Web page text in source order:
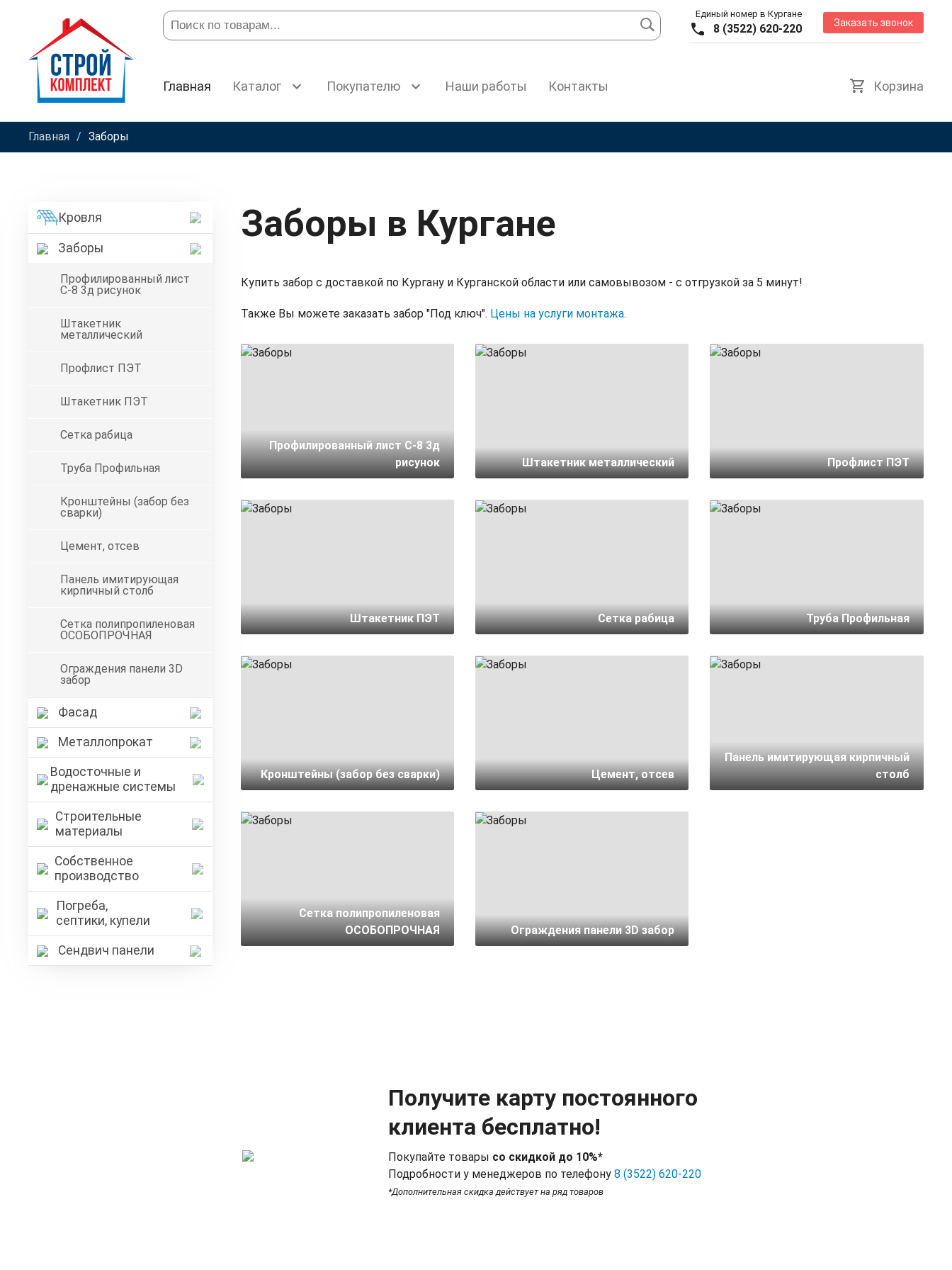
Единый номер в Кургане
8 (3522) 620-220 Заказать звонок
Главная Каталог Покупателю Наши работы Контакты Корзина
Главная Заборы
Кровля
Заборы
Профилированный лист
С-8 3д рисунок
Штакетник
металлический
Профлист ПЭТ
Штакетник ПЭТ
Сетка рабица
Труба Профильная
Кронштейны (забор без
сварки)
Цемент, отсев
Панель имитирующая
кирпичный столб
Сетка полипропиленовая
ОСОБОПРОЧНАЯ
Ограждения панели 3D
забор
Фасад
Металлопрокат
Водосточные и
дренажные системы
Строительные
материалы
Собственное
производство
Погреба,
септики, купели
Сендвич панели
Заборы в Кургане
Купить забор с доставкой по Кургану и Курганской области или самовывозом - с отгрузкой за 5 минут!
Также Вы можете заказать забор "Под ключ". Цены на услуги монтажа.
Профилированный лист С-8 3д
рисунок
Штакетник металлический Профлист ПЭТ
Штакетник ПЭТ Сетка рабица Труба Профильная
Кронштейны (забор без сварки) Цемент, отсев
Панель имитирующая кирпичный
столб
Сетка полипропиленовая
ОСОБОПРОЧНАЯ
Ограждения панели 3D забор
Получите карту постоянного
клиента бесплатно!
Покупайте товары со скидкой до 10%*
Подробности у менеджеров по телефону 8 (3522) 620-220
*Дополнительная скидка действует на ряд товаров